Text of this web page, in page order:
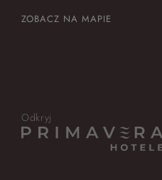
ZOBACZ NA MAPIE
Odkryj